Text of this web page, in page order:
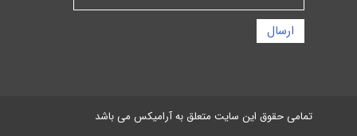
ارسال
تمامی حقوق این سایت متعلق به آرامیکس می باشد